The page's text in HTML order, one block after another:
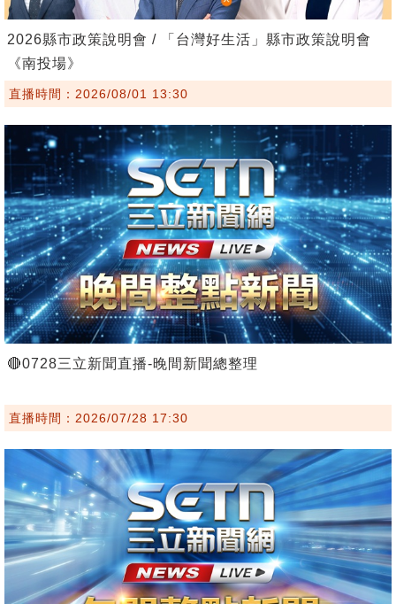
2026縣市政策說明會 / 「台灣好生活」縣市政策說明會
《南投場》
直播時間：2026/08/01 13:30
🔴0728三立新聞直播-晚間新聞總整理
直播時間：2026/07/28 17:30